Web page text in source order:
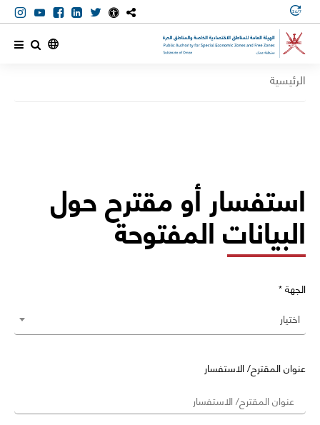
a new window)
new window)
window)
الرئيسية
استفسار أو مقترح حول
البيانات المفتوحة
الجهة *
اختيار
عنوان المقترح/ الاستفسار